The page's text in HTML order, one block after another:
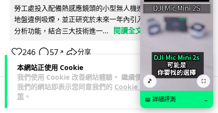
本網站正使用 Cookie
我們使用 Cookie 改善網站體驗。 繼續使用
我們的網站即表示您同意我們的 Cookie 政
策 。
勞工處投入配備熱感應鏡頭的小型無人機進行高空巡邏以打擊
地盤違例吸煙，並正研究於未來一年內引入 AI 人臉識別與行為
分析功能，結合三大技術進一...
閱讀全文
246 57 ↗ 分享
人工智能
🎵 ⛶
📖 詳細評測 →